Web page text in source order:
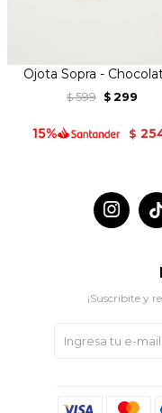
Ojota Sopra -
$ 599 $ 299
$

¡Suscribite y